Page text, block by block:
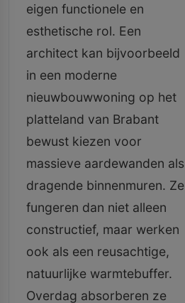
eigen functionele en
esthetische rol. Een
architect kan bijvoorbeeld
in een moderne
nieuwbouwwoning op het
platteland van Brabant
bewust kiezen voor
massieve aardewanden als
dragende binnenmuren. Ze
fungeren dan niet alleen
constructief, maar werken
ook als een reusachtige,
natuurlijke warmtebuffer.
Overdag absorberen ze